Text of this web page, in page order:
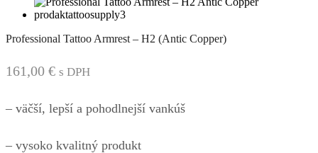
Professional Tattoo Armrest – H2 (Antic Copper)
161,00 € s DPH
– väčší, lepší a pohodlnejší vankúš
– vysoko kvalitný produkt